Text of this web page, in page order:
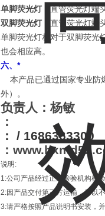
单脚荧光灯：直管荧光灯端
双脚荧光灯：直管荧光灯端
单脚荧光灯相对于双脚荧光
也会相应高。
六、*
本产品已通过国家专业防
外）。
负责人：杨敏
：
： / 1686363300
：
说明 :
1:公司产品经过正规检验机构检
2:因产品交付第三方运输，所以
3:请严格按照产品说明书安装，